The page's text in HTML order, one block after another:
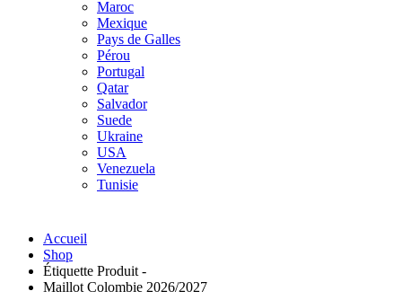
Maroc
Mexique
Pays de Galles
Pérou
Portugal
Qatar
Salvador
Suede
Ukraine
USA
Venezuela
Tunisie
Accueil
Shop
Étiquette Produit -
Maillot Colombie 2026/2027